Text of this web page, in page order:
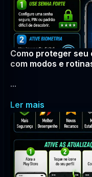
Como proteger
com modos e
...
Ler mais